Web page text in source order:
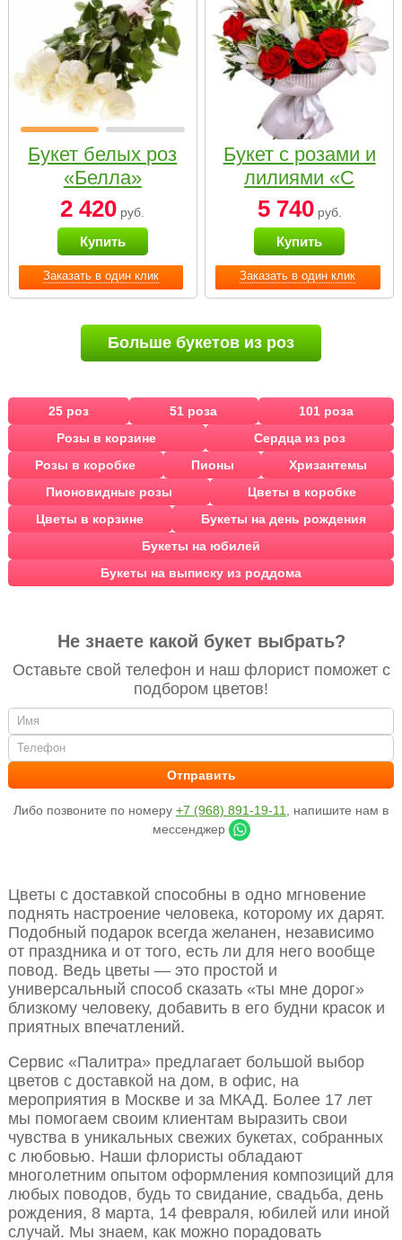
Заказать в один клик
Букет белых роз
«Белла»
2 420 руб.
Купить
Заказать в один клик
Букет с розами и
лилиями «С
наилучшими
пожеланиями»
5 740руб.
Купить
Больше букетов из роз
25 роз 51 роза
101 роза
Розы в корзине
Сердца из роз
Розы в коробке
Пионы
Хризантемы
Пионовидные розы
Цветы в коробке
Цветы в корзине
Букеты на день рождения
Букеты на юбилей
Букеты на выписку из роддома
Не знаете какой букет выбрать?
Оставьте свой телефон и наш флорист поможет с
подбором цветов!
Либо позвоните по номеру +7 (968) 891-19-11
, напишите нам в
мессенджер
Цветы с доставкой способны в одно мгновение
поднять настроение человека, которому их дарят.
Подобный подарок всегда желанен, независимо
от праздника и от того, есть ли для него вообще
повод. Ведь цветы — это простой и
универсальный способ сказать «ты мне дорог»
близкому человеку, добавить в его будни красок и
приятных впечатлений.
Сервис «Палитра» предлагает большой выбор
цветов с доставкой на дом, в офис, на
мероприятия в Москве и за МКАД. Более 17 лет
мы помогаем своим клиентам выразить свои
чувства в уникальных свежих букетах, собранных
с любовью. Наши флористы обладают
многолетним опытом оформления композиций для
любых поводов, будь то свидание, свадьба, день
рождения, 8 марта, 14 февраля, юбилей или иной
случай. Мы знаем, как можно порадовать